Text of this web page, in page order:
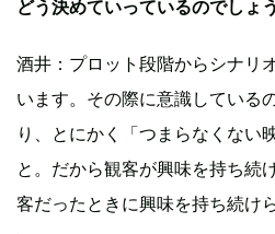
どう決めていっているのでしょう
酒井：プロット段階からシナリ
います。その際に意識している
り、とにかく「つまらなくない
と。だから観客が興味を持ち続
客だったときに興味を持ち続け